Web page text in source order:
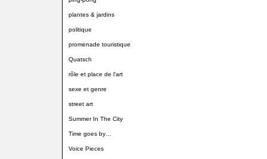
plantes & jardins
politique
promenade touristique
Quatsch
rôle et place de l'art
sexe et genre
street art
Summer In The City
Time goes by…
Voice Pieces